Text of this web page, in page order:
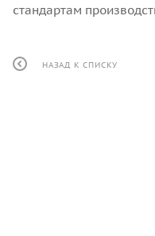
стандартам
НАЗАД К СПИСКУ